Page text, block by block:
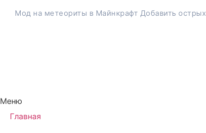
Мод на метеориты в Майнкрафт Добавить
Меню
Главная